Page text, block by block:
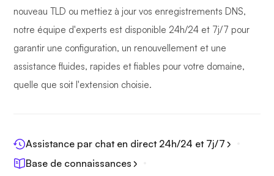
nouveau TLD ou mettiez à jour vos enregistrements DNS,
notre équipe d'experts est disponible 24h/24 et 7j/7 pour
garantir une configuration, un renouvellement et une
assistance fluides, rapides et fiables pour votre domaine,
quelle que soit l'extension choisie.
Assistance par chat en direct 24h/24 et 7j/7
Base de connaissances